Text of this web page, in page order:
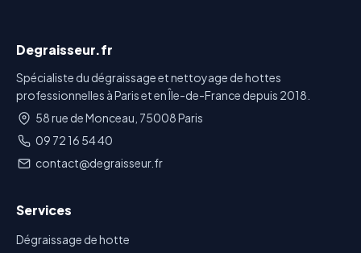
Degraisseur.fr
Spécialiste du dégraissage et nettoyage de hottes
professionnelles à Paris et en Île-de-France depuis 2018.
58 rue de Monceau, 75008 Paris
09 72 16 54 40
contact@degraisseur.fr
Services
Dégraissage de hotte